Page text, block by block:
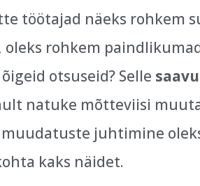
töötajad näeks rohkem
rohkem
otsuseid? Selle
natuke mõtteviisi
juhtimine
kaks näidet.